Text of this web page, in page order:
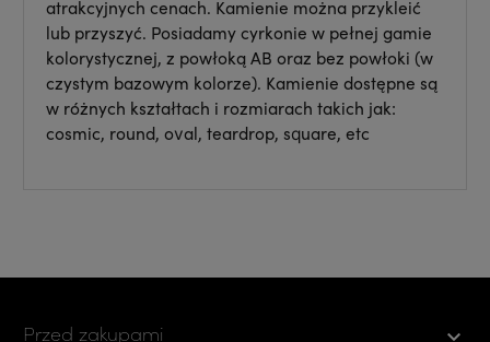
atrakcyjnych cenach. Kamienie można przykleić
lub przyszyć. Posiadamy cyrkonie w pełnej gamie
kolorystycznej, z powłoką AB oraz bez powłoki (w
czystym bazowym kolorze). Kamienie dostępne są
w różnych kształtach i rozmiarach takich jak:
cosmic, round, oval, teardrop, square, etc
Przed zakupami